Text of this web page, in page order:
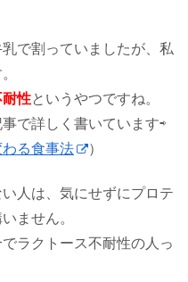
で割っていましたが、私
性というやつですね。
で詳しく書いています⇨
る食事法
）
人は、気にせずにプロテ
ません。
ラクトース不耐性の人っ